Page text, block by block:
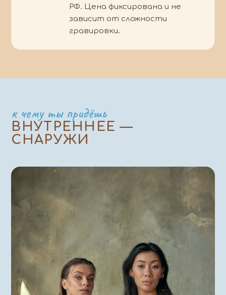
РФ. Цена фиксирована и не
зависит от сложности
гравировки.
к чему ты придёшь
ВНУТРЕННЕЕ —
СНАРУЖИ